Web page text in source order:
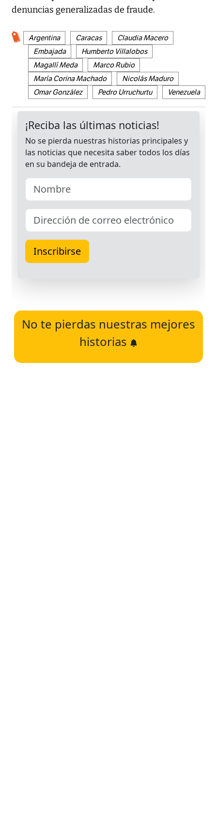
denuncias generalizadas de fraude.
Argentina Caracas
Claudia Macero
Embajada
Humberto Villalobos
Magallí Meda
Marco Rubio
María Corina Machado
Nicolás Maduro
Omar González
Pedro Urruchurtu Venezuela
No te pierdas nuestras mejores
historias